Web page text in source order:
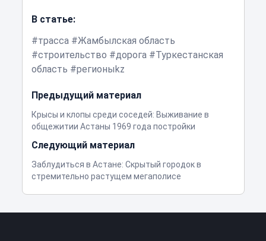
В статье:
трасса
Жамбылская область
строительство
дорога
Туркестанская
область
регионыkz
Предыдущий материал
Крысы и клопы среди соседей: Выживание в
общежитии Астаны 1969 года постройки
Следующий материал
Заблудиться в Астане: Скрытый городок в
стремительно растущем мегаполисе